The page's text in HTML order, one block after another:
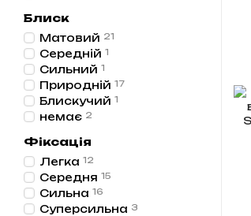
Блиск
Матовий 21
Середній 1
Сильний 1
Природній 17
Блискучий 1
немає 2
Фіксація
Легка 12
Середня 15
Сильна 16
Суперсильна 3